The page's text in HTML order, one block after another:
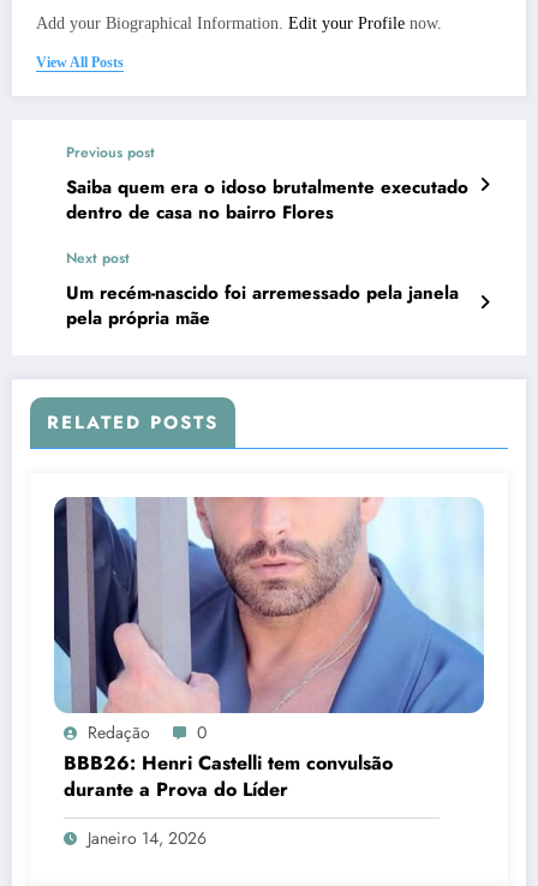
Add your Biographical Information. Edit your Profile now.
View All Posts
Previous post
Saiba quem era o idoso brutalmente executado
dentro de casa no bairro Flores
Next post
Um recém-nascido foi arremessado pela janela
pela própria mãe
RELATED POSTS
Redação 0
BBB26: Henri Castelli tem convulsão
durante a Prova do Líder
Janeiro 14, 2026